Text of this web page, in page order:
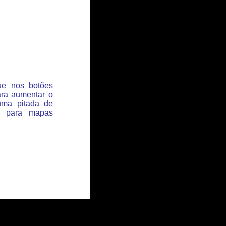
nos botões
aumentar o
pitada de
para mapas